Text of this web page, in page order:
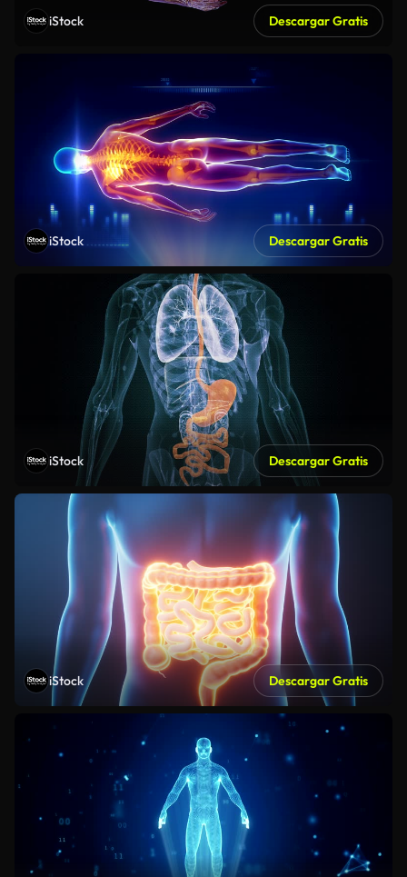
iStock Descargar Gratis
iStock Descargar Gratis
iStock Descargar Gratis
iStock Descargar Gratis